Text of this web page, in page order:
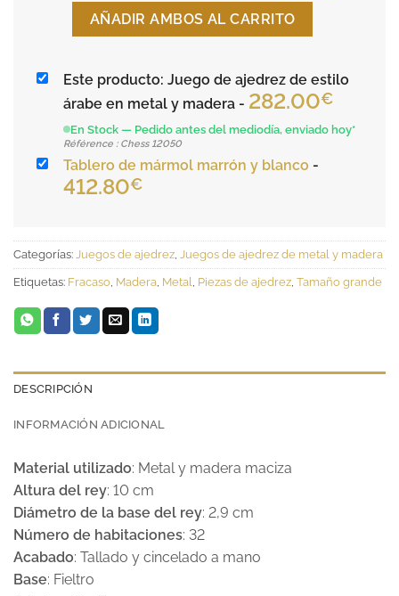
precio
original
694.80€.
AÑADIR AMBOS AL CARRITO
Este producto: Juego de ajedrez de estilo
árabe en metal y madera - 282.00€
En Stock — Pedido antes del mediodía, enviado hoy*
Référence : Chess 12050
Tablero de mármol marrón y blanco -
412.80€
Categorías: Juegos de ajedrez, Juegos de ajedrez de metal y madera
Etiquetas: Fracaso, Madera, Metal, Piezas de ajedrez, Tamaño grande
DESCRIPCIÓN
INFORMACIÓN ADICIONAL
Material utilizado: Metal y madera maciza
Altura del rey: 10 cm
Diámetro de la base del rey: 2,9 cm
Número de habitaciones: 32
Acabado: Tallado y cincelado a mano
Base: Fieltro